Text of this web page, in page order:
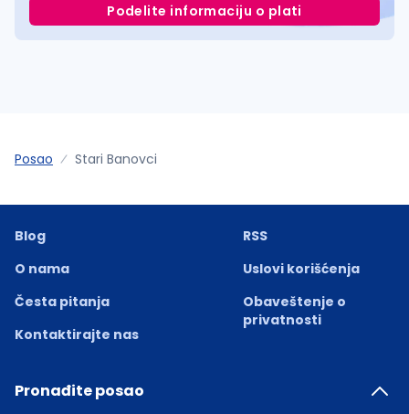
Podelite informaciju o plati
Posao Stari Banovci
Blog
O nama
Česta pitanja
Kontaktirajte nas
RSS
Uslovi korišćenja
Obaveštenje o
privatnosti
Pronađite posao